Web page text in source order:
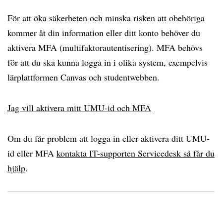
För att öka säkerheten och minska risken att obehöriga
kommer åt din information eller ditt konto behöver du
aktivera MFA (multifaktorautentisering). MFA behövs
för att du ska kunna logga in i olika system, exempelvis
lärplattformen Canvas och studentwebben.
Jag vill aktivera mitt UMU-id och MFA
Om du får problem att logga in eller aktivera ditt UMU-
id eller MFA kontakta IT-supporten Servicedesk så får du
hjälp.